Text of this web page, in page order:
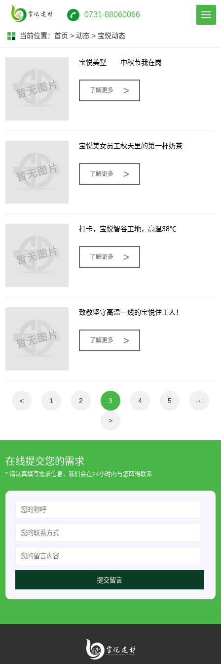
0731-88060066
当前位置： 首页 > 动态 > 宝悦动态
宝悦美墅——中秋节我在岗
了解更多 >
宝悦美女员工秋天里的第一杯奶茶
了解更多 >
打卡，宝悦智谷工地，高温38℃
了解更多 >
致敬坚守高温一线的宝悦住工人！
了解更多 >
< 1 2 3 4 5 ···
>
在线提交您的需求
* 请认真填写需求信息，我们会在24小时内与您取得联系